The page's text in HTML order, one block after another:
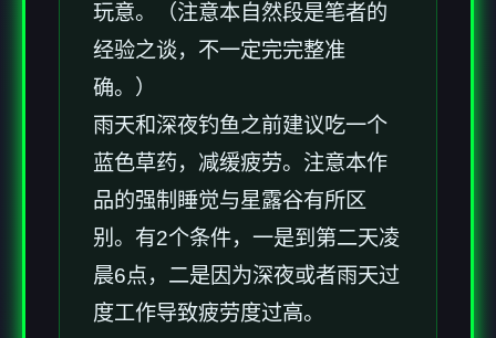
玩意。（注意本自然段是笔者的
经验之谈，不一定完完整准
确。）
雨天和深夜钓鱼之前建议吃一个
蓝色草药，减缓疲劳。注意本作
品的强制睡觉与星露谷有所区
别。有2个条件，一是到第二天凌
晨6点，二是因为深夜或者雨天过
度工作导致疲劳度过高。